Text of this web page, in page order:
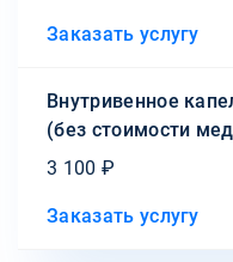
Заказать услугу
Внутривенное
(без стоимости
3 100 ₽
Заказать услугу